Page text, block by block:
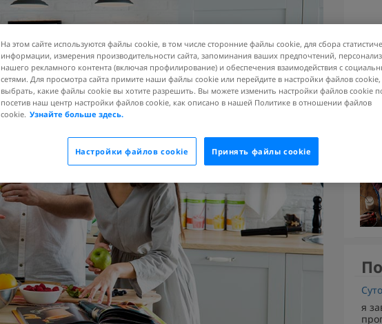
я
На этом сайте используются файлы cookie, в том числе сторонние файлы cookie, для сбора
информации, измерения производительности сайта, запоминания ваших предпочтений,
нашего рекламного контента (включая профилирование) и обеспечения взаимодействия с
сетями. Для просмотра сайта примите наши файлы cookie или перейдите в настройки файлов
выбрать, какие файлы cookie вы хотите разрешить. Вы можете изменить настройки файлов cookie
посетив наш центр настройки файлов cookie, как описано в нашей Политике в отношении файлов
cookie. Узнайте больше здесь.
Принять файлы cookie
Настройки файлов cookie